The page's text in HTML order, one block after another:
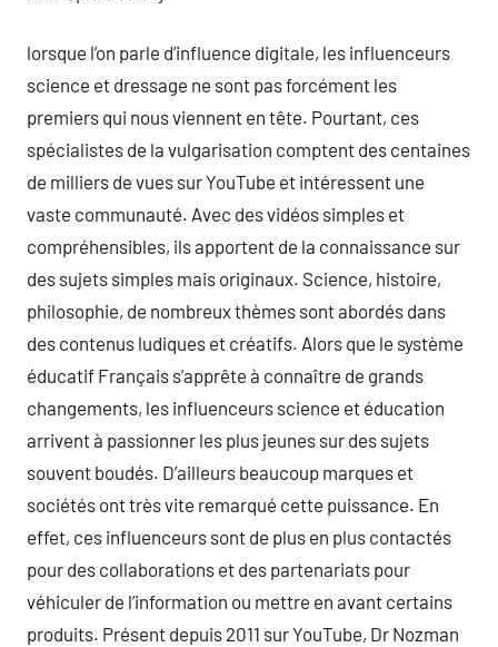
lorsque l’on parle d’influence digitale, les influenceurs
science et dressage ne sont pas forcément les
premiers qui nous viennent en tête. Pourtant, ces
spécialistes de la vulgarisation comptent des centaines
de milliers de vues sur YouTube et intéressent une
vaste communauté. Avec des vidéos simples et
compréhensibles, ils apportent de la connaissance sur
des sujets simples mais originaux. Science, histoire,
philosophie, de nombreux thèmes sont abordés dans
des contenus ludiques et créatifs. Alors que le système
éducatif Français s’apprête à connaître de grands
changements, les influenceurs science et éducation
arrivent à passionner les plus jeunes sur des sujets
souvent boudés. D’ailleurs beaucoup marques et
sociétés ont très vite remarqué cette puissance. En
effet, ces influenceurs sont de plus en plus contactés
pour des collaborations et des partenariats pour
véhiculer de l’information ou mettre en avant certains
produits. Présent depuis 2011 sur YouTube, Dr Nozman